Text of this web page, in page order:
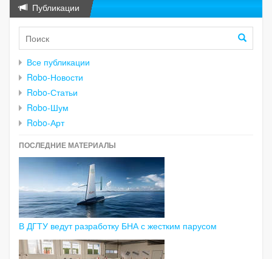
Публикации
Все публикации
Robo-Новости
Robo-Статьи
Robo-Шум
Robo-Арт
ПОСЛЕДНИЕ МАТЕРИАЛЫ
В ДГТУ ведут разработку БНА с жестким парусом